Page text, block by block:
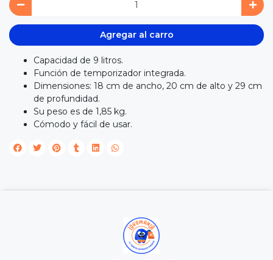
Agregar al carro
Capacidad de 9 litros.
Función de temporizador integrada.
Dimensiones: 18 cm de ancho, 20 cm de alto y 29 cm
de profundidad.
Su peso es de 1,85 kg.
Cómodo y fácil de usar.